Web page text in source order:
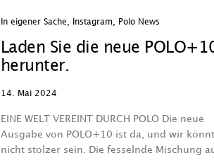
In eigener Sache Instagram, Polo News
Laden Sie die neue
herunter.
14. Mai 2024
EINE WELT VEREINT DURCH POLO Die neue
Ausgabe von POLO+10 ist da, und wir
nicht stolzer sein. Die fesselnde Mischung